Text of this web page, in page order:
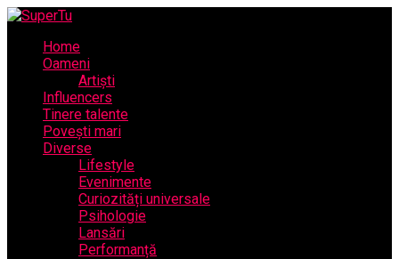
Home
Oameni
Artiști
Influencers
Tinere talente
Povești mari
Diverse
Lifestyle
Evenimente
Curiozități universale
Psihologie
Lansări
Performanță